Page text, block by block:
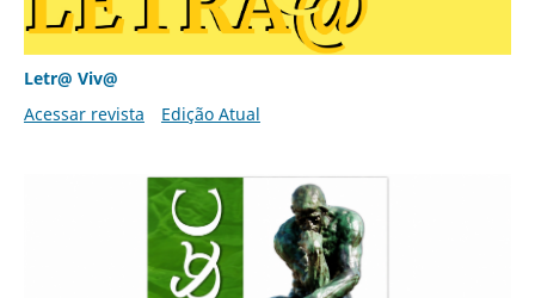
Letr@ Viv@
Acessar revista
Edição Atual